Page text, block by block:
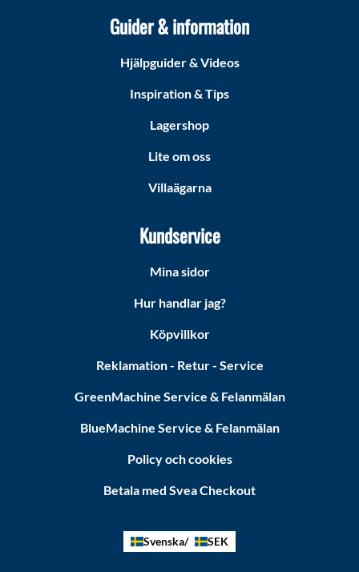
Guider & information
Hjälpguider & Videos
Inspiration & Tips
Lagershop
Lite om oss
Villaägarna
Kundservice
Mina sidor
Hur handlar jag?
Köpvillkor
Reklamation - Retur - Service
GreenMachine Service & Felanmälan
BlueMachine Service & Felanmälan
Policy och cookies
Betala med Svea Checkout
Svenska SEK